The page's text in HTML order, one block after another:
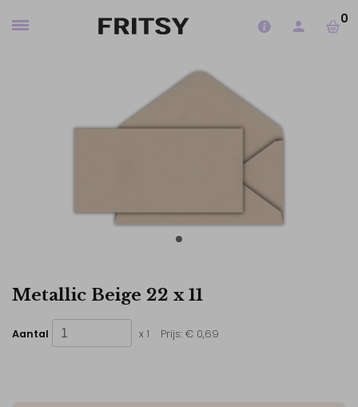
0
Metallic Beige 22 x 11
Aantal x 1 Prijs: € 0,69